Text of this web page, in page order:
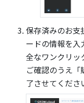
保存済みのお支
ードの情報を
全なワンクリッ
ご確認のうえ
了させてくださ